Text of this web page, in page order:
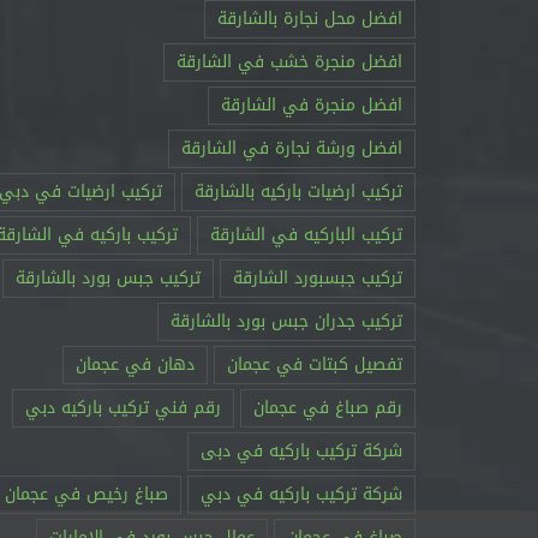
افضل محل نجارة بالشارقة
افضل منجرة خشب في الشارقة
افضل منجرة في الشارقة
افضل ورشة نجارة في الشارقة
تركيب ارضيات باركيه بالشارقة
تركيب ارضيات في دبي
تركيب الباركيه في الشارقة
تركيب باركيه في
تركيب جبسبورد الشارقة
تركيب جبس بورد بالشارقة
تركيب جدران جبس بورد بالشارقة
تفصيل كبتات في عجمان
دهان في عجمان
رقم صباغ في عجمان
رقم فني تركيب باركيه دبي
شركة تركيب باركيه في دبى
شركة تركيب باركيه في دبي
صباغ رخيص في عجمان